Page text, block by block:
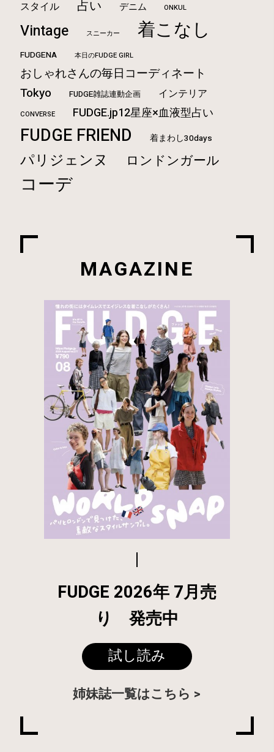
スタイル 占い デニム ONKUL
Vintage スニーカー 着こなし
FUDGENA 本日のFUDGE GIRL
おしゃれさんの毎日コーディネート
Tokyo
FUDGE雑誌連動企画 インテリア
CONVERSE FUDGE.jp12星座×血液型占い
FUDGE FRIEND 着まわし30days
パリジェンヌ ロンドンガール
コーデ
MAGAZINE
FUDGE 2026年 7月売
り 発売中
試し読み
姉妹誌一覧はこちら